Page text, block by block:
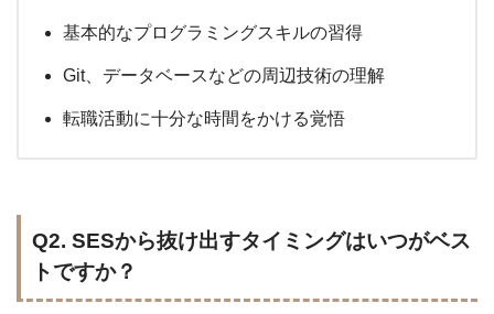
基本的なプログラミングスキルの習得
Git、データベースなどの周辺技術の理解
転職活動に十分な時間をかける覚悟
Q2. SESから抜け出すタイミングはいつがベス
トですか？